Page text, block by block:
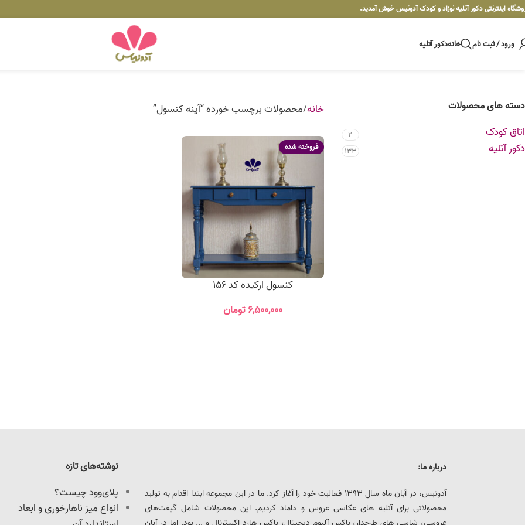
اینترنتی دکور آتلیه نوزاد و کودک آدونیس خوش آمدید.
ورود / ثبت نام خانهدکور آتلیه
دسته های محصولات
اتاق کودک 2
دکور آتلیه 133
خانه محصولات برچسب خورده “آینه کنسول”
فروخته شده
کنسول ارکیده کد 156
۶,۵۰۰,۰۰۰تومان
نوشته‌های تازه
پلای‌وود چیست؟
انواع میز ناهارخوری و ابعاد
درباره ما:
آدونیس، در آبان ماه سال 1393 فعالیت خود را آغاز کرد. ما در این مجموعه ابتدا اقدام به تولید
محصولاتی برای آتلیه های عکاسی عروس و داماد کردیم. این محصولات شامل گیفت‌های